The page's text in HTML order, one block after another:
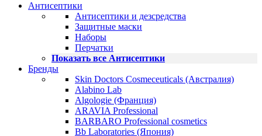
Антисептики
Антисептики и дезсредства
Защитные маски
Наборы
Перчатки
Показать все Антисептики
Бренды
Skin Doctors Cosmeceuticals (Австралия)
Alabino Lab
Algologie (Франция)
ARAVIA Professional
BARBARO Professional cosmetics
Bb Laboratories (Япония)